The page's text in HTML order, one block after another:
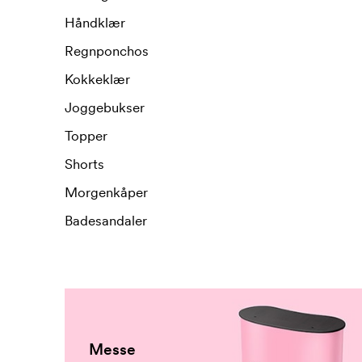
Håndklær
Regnponchos
Kokkeklær
Joggebukser
Topper
Shorts
Morgenkåper
Badesandaler
Messe